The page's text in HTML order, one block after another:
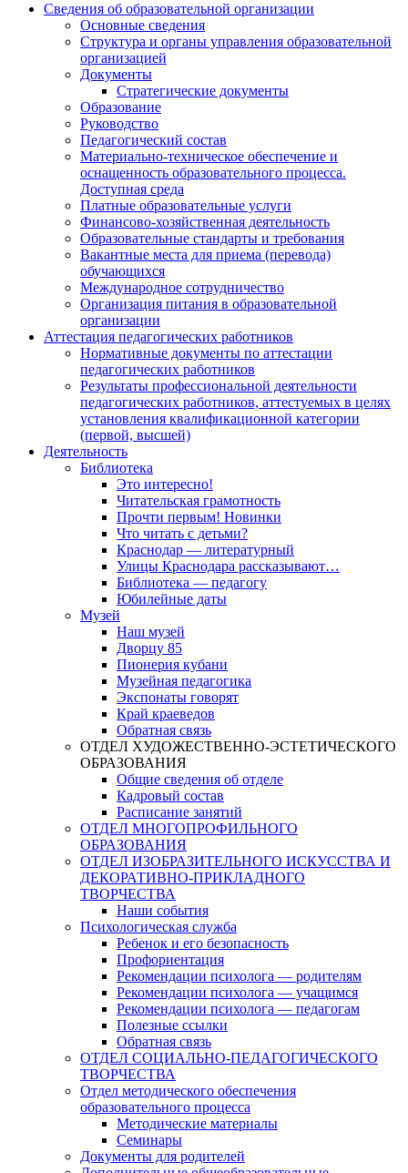
Сведения об образовательной организации
Основные сведения
Структура и органы управления образовательной
организацией
Документы
Стратегические документы
Образование
Руководство
Педагогический состав
Материально-техническое обеспечение и
оснащенность образовательного процесса.
Доступная среда
Платные образовательные услуги
Финансово-хозяйственная деятельность
Образовательные стандарты и требования
Вакантные места для приема (перевода)
обучающихся
Международное сотрудничество
Организация питания в образовательной
организации
Аттестация педагогических работников
Нормативные документы по аттестации
педагогических работников
Результаты профессиональной деятельности
педагогических работников, аттестуемых в целях
установления квалификационной категории
(первой, высшей)
Деятельность
Библиотека
Это интересно!
Читательская грамотность
Прочти первым! Новинки
Что читать с детьми?
Краснодар — литературный
Улицы Краснодара рассказывают…
Библиотека — педагогу
Юбилейные даты
Музей
Наш музей
Дворцу 85
Пионерия кубани
Музейная педагогика
Экспонаты говорят
Край краеведов
Обратная связь
ОТДЕЛ ХУДОЖЕСТВЕННО-ЭСТЕТИЧЕСКОГО
ОБРАЗОВАНИЯ
Общие сведения об отделе
Кадровый состав
Расписание занятий
ОТДЕЛ МНОГОПРОФИЛЬНОГО
ОБРАЗОВАНИЯ
ОТДЕЛ ИЗОБРАЗИТЕЛЬНОГО ИСКУССТВА И
ДЕКОРАТИВНО-ПРИКЛАДНОГО
ТВОРЧЕСТВА
Наши события
Психологическая служба
Ребенок и его безопасность
Профориентация
Рекомендации психолога — родителям
Рекомендации психолога — учащимся
Рекомендации психолога — педагогам
Полезные ссылки
Обратная связь
ОТДЕЛ СОЦИАЛЬНО-ПЕДАГОГИЧЕСКОГО
ТВОРЧЕСТВА
Отдел методического обеспечения
образовательного процесса
Методические материалы
Семинары
Документы для родителей